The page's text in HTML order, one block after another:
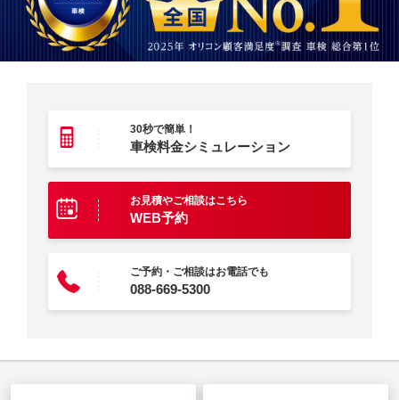
30秒で簡単！
車検料金シミュレーション
お見積やご相談はこちら
WEB予約
ご予約・ご相談はお電話でも
088-669-5300